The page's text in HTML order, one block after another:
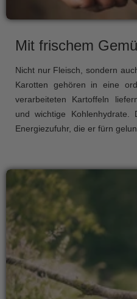
Mit frischem
Nicht nur Fleisch, sondern
Karotten gehören in eine
verarbeiteten Kartoffeln
und wichtige
Energiezufuhr, die er fürn